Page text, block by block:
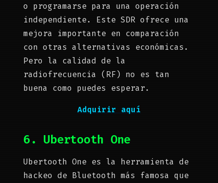
o programarse para una operación
independiente. Este SDR ofrece una
mejora importante en comparación
con otras alternativas económicas.
Pero la calidad de la
radiofrecuencia (RF) no es tan
buena como puedes esperar.
Adquirir aquí
6. Ubertooth One
Ubertooth One es la herramienta de
hackeo de Bluetooth más famosa que